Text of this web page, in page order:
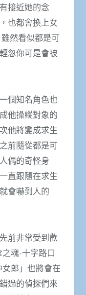
接近她的念
也都會換上女
然看似都是可
忽你可是會被
個知名角色也
他操縱對象的
他將變成求生
前隨從都是可
偶的奇怪身
直跟隨在求生
會嚇到人的
前非常受到歡
魂-十字路口
郎」也將會在
過的偵探們來